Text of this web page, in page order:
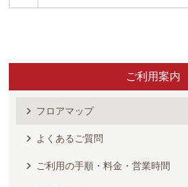
ご利用案内
フロアマップ
よくあるご質問
ご利用の手順・料金・営業時間